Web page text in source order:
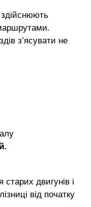
здійснюють
з’ясувати не
двигунів і
від початку